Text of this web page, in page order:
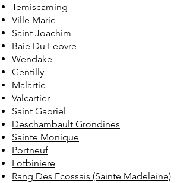
Temiscaming
Ville Marie
Saint Joachim
Baie Du Febvre
Wendake
Gentilly
Malartic
Valcartier
Saint Gabriel
Deschambault Grondines
Sainte Monique
Portneuf
Lotbiniere
Rang Des Ecossais (Sainte Madeleine)